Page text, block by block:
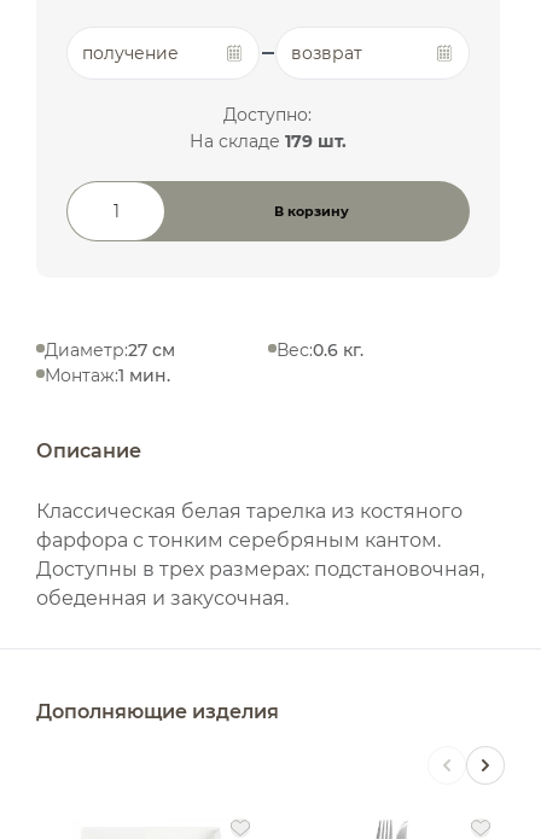
получение возврат
Доступно:
На складе 179 шт.
Количество товара
В корзину
Диаметр:27 см Вес:0.6 кг.
Монтаж:1 мин.
Описание
Классическая белая тарелка из костяного
фарфора с тонким серебряным кантом.
Доступны в трех размерах: подстановочная,
обеденная и закусочная.
Дополняющие изделия